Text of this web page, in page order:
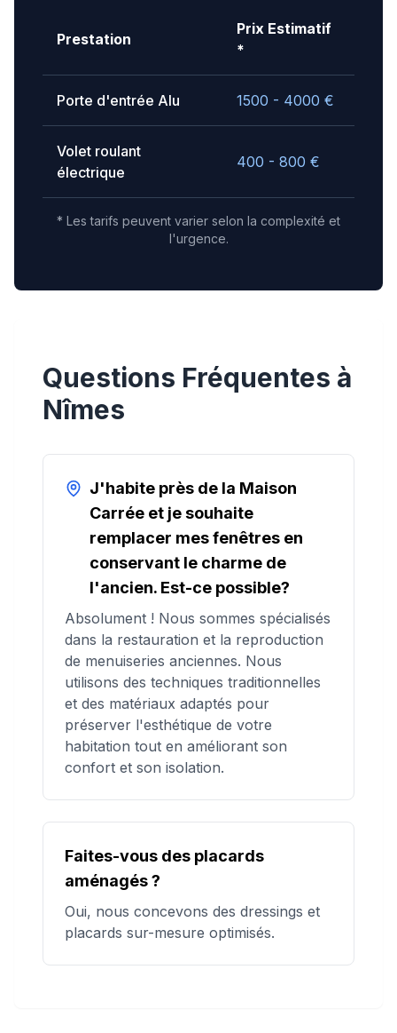
Prestation
Prix Estimatif
*
Porte d'entrée Alu 1500 - 4000 €
Volet roulant
électrique
400 - 800 €
* Les tarifs peuvent varier selon la complexité et
l'urgence.
Questions Fréquentes à
Nîmes
J'habite près de la Maison
Carrée et je souhaite
remplacer mes fenêtres en
conservant le charme de
l'ancien. Est-ce possible?
Absolument ! Nous sommes spécialisés
dans la restauration et la reproduction
de menuiseries anciennes. Nous
utilisons des techniques traditionnelles
et des matériaux adaptés pour
préserver l'esthétique de votre
habitation tout en améliorant son
confort et son isolation.
Faites-vous des placards
aménagés ?
Oui, nous concevons des dressings et
placards sur-mesure optimisés.